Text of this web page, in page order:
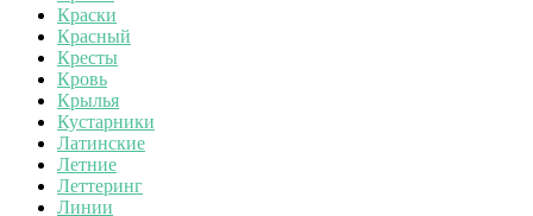
Краски
Красный
Кресты
Кровь
Крылья
Кустарники
Латинские
Летние
Леттеринг
Линии